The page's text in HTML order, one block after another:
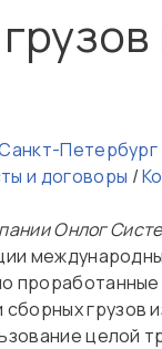
и договоры /
Онлог
грузов
целой